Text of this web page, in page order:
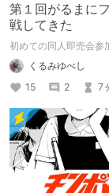
第１回がるまに
戦してきた
初めての同人即売会参
くるみゆべし
15
2 7